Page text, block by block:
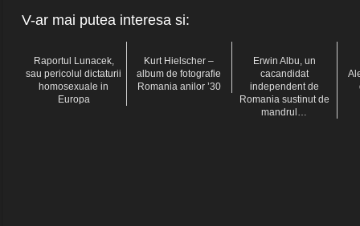
V-ar mai putea interesa si:
Raportul Lunacek,
sau pericolul dictaturii
homosexuale in
Europa
Kurt Hielscher –
album de fotografie
Romania anilor ’30
Erwin Albu, un
cacandidat
independent de
Romania sustinut de
mandrul…